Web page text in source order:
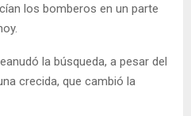
los bomberos en un parte
la búsqueda, a pesar del
crecida, que cambió la